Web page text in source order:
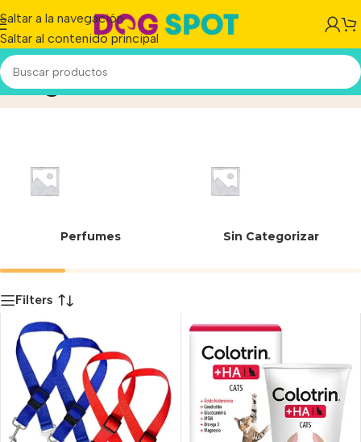
Saltar a la navegación
Saltar al contenido principal
80 gInicio/Producto
Perfumes Sin Categorizar
Filters